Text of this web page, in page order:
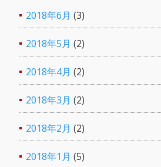
2018年6月 (3)
2018年5月 (2)
2018年4月 (2)
2018年3月 (2)
2018年2月 (2)
2018年1月 (5)